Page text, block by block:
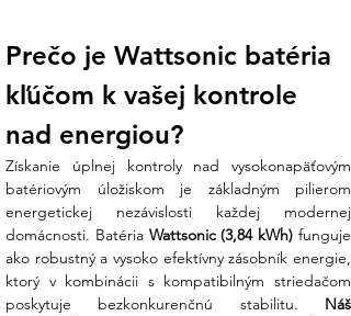
🚚 Doprava zdarma pri objednávke nad 200
€ | Doručenie kuriérom po celom Slovensku
Otázky?info@ensun.sk| +421 902 897 373
Prečo je Wattsonic batéria
kľúčom k vašej kontrole
nad energiou?
Získanie úplnej kontroly nad vysokonapäťovým
batériovým úložiskom je základným pilierom
energetickej nezávislosti každej modernej
domácnosti. Batéria Wattsonic (3,84 kWh) funguje
ako robustný a vysoko efektívny zásobník energie,
ktorý v kombinácii s kompatibilným striedačom
poskytuje bezkonkurenčnú stabilitu. Náš